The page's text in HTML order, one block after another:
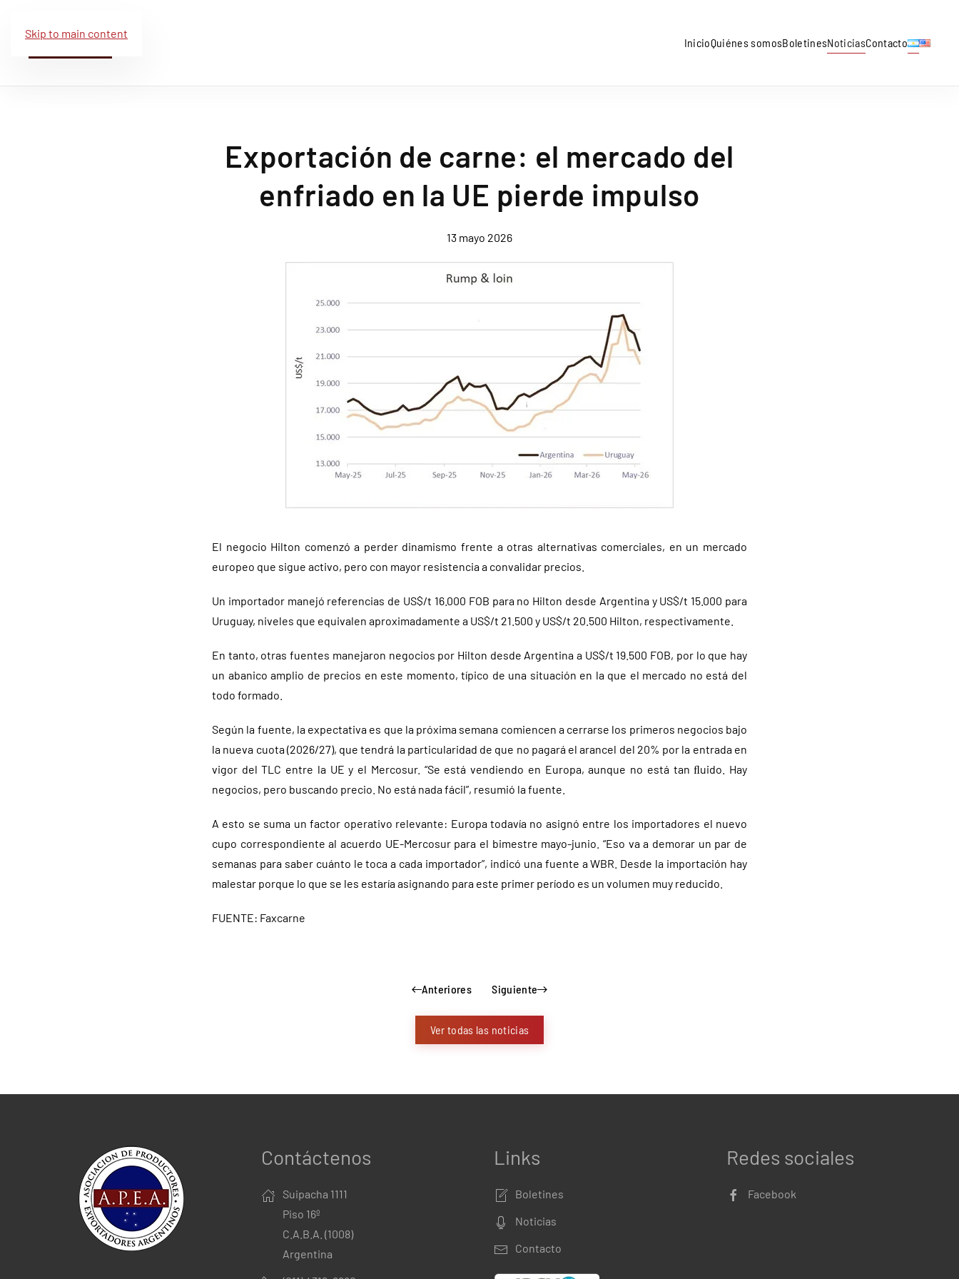
Skip to main content
InicioQuiénes somosBoletinesNoticiasContacto
Exportación de carne: el mercado del
enfriado en la UE pierde impulso
13 mayo 2026
El negocio Hilton comenzó a perder dinamismo frente a otras alternativas comerciales, en un mercado
europeo que sigue activo, pero con mayor resistencia a convalidar precios.
Un importador manejó referencias de US$/t 16.000 FOB para no Hilton desde Argentina y US$/t 15.000 para
Uruguay, niveles que equivalen aproximadamente a US$/t 21.500 y US$/t 20.500 Hilton, respectivamente.
En tanto, otras fuentes manejaron negocios por Hilton desde Argentina a US$/t 19.500 FOB, por lo que hay
un abanico amplio de precios en este momento, típico de una situación en la que el mercado no está del
todo formado.
Según la fuente, la expectativa es que la próxima semana comiencen a cerrarse los primeros negocios bajo
la nueva cuota (2026/27), que tendrá la particularidad de que no pagará el arancel del 20% por la entrada en
vigor del TLC entre la UE y el Mercosur. “Se está vendiendo en Europa, aunque no está tan ﬂuido. Hay
negocios, pero buscando precio. No está nada fácil”, resumió la fuente.
A esto se suma un factor operativo relevante: Europa todavía no asignó entre los importadores el nuevo
cupo correspondiente al acuerdo UE-Mercosur para el bimestre mayo-junio. “Eso va a demorar un par de
semanas para saber cuánto le toca a cada importador”, indicó una fuente a WBR. Desde la importación hay
malestar porque lo que se les estaría asignando para este primer período es un volumen muy reducido.
FUENTE: Faxcarne
Anteriores Siguiente
Ver todas las noticias
Contáctenos
Suipacha 1111
Piso 16º
C.A.B.A. (1008)
Argentina
Links
Boletines
Noticias
Contacto
Redes sociales
Facebook